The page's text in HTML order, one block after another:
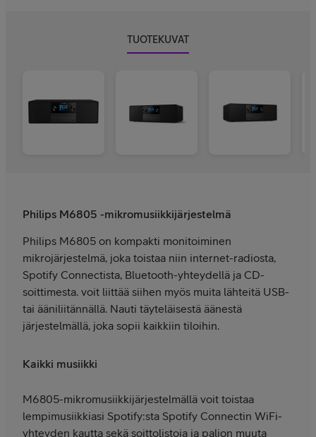
TUOTEKUVAT
Philips M6805 -mikromusiikkijärjestelmä
Philips M6805 on kompakti monitoiminen
mikrojärjestelmä, joka toistaa niin internet-radiosta,
Spotify Connectista, Bluetooth-yhteydellä ja CD-
soittimesta. voit liittää siihen myös muita lähteitä USB-
tai ääniliitännällä. Nauti täyteläisestä äänestä
järjestelmällä, joka sopii kaikkiin tiloihin.
Kaikki musiikki
M6805-mikromusiikkijärjestelmällä voit toistaa
lempimusiikkiasi Spotify:sta Spotify Connectin WiFi-
yhteyden kautta sekä soittolistoja ja paljon muuta